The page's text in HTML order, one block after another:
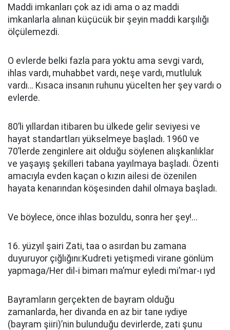
Maddi imkanları çok az idi ama o az maddi
imkanlarla alınan küçücük bir şeyin maddi karşılığı
ölçülemezdi.
O evlerde belki fazla para yoktu ama sevgi vardı,
ihlas vardı, muhabbet vardı, neşe vardı, mutluluk
vardı… Kısaca insanın ruhunu yücelten her şey vardı o
evlerde.
80’li yıllardan itibaren bu ülkede gelir seviyesi ve
hayat standartları yükselmeye başladı. 1960 ve
70’lerde zenginlere ait olduğu söylenen alışkanlıklar
ve yaşayış şekilleri tabana yayılmaya başladı. Özenti
amacıyla evden kaçan o kızın ailesi de özenilen
hayata kenarından köşesinden dahil olmaya başladı.
Ve böylece, önce ihlas bozuldu, sonra her şey!...
16. yüzyıl şairi Zati, taa o asırdan bu zamana
duyuruyor çığlığını:Kudreti yetişmedi virane gönlüm
yapmaga/Her dil-i bimarı ma’mur eyledi mi’mar-ı ıyd
Bayramların gerçekten de bayram olduğu
zamanlarda, her divanda en az bir tane ıydiye
(bayram şiiri)’nin bulunduğu devirlerde, zati şunu